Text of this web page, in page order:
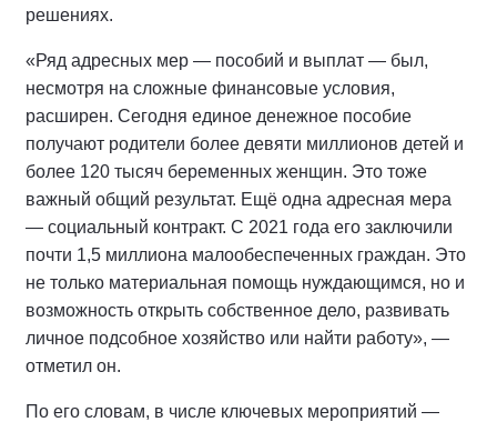
решениях.
«Ряд адресных мер — пособий и выплат — был,
несмотря на сложные финансовые условия,
расширен. Сегодня единое денежное пособие
получают родители более девяти миллионов детей и
более 120 тысяч беременных женщин. Это тоже
важный общий результат. Ещё одна адресная мера
— социальный контракт. С 2021 года его заключили
почти 1,5 миллиона малообеспеченных граждан. Это
не только материальная помощь нуждающимся, но и
возможность открыть собственное дело, развивать
личное подсобное хозяйство или найти работу», —
отметил он.
По его словам, в числе ключевых мероприятий —